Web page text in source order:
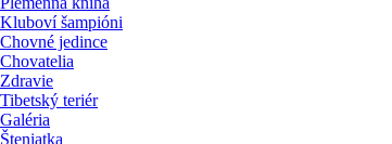
Kluboví šampióni
Chovné jedince
Chovatelia
Zdravie
Tibetský teriér
Galéria
Šteniatka